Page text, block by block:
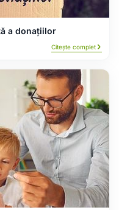
a donațiilor
Citește complet